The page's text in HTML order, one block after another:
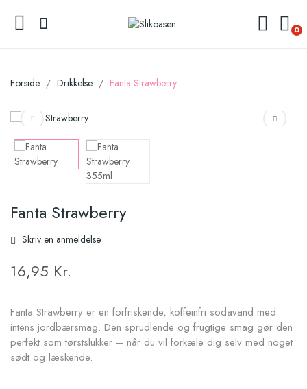
0
Forside Drikkelse Fanta Strawberry
Fanta Strawberry
Skriv en anmeldelse
16,95 Kr.
Fanta Strawberry er en forfriskende, koffeinfri sodavand med
intens jordbærsmag. Den sprudlende og frugtige smag gør den
perfekt som tørstslukker – når du vil forkæle dig selv med noget
sødt og læskende.